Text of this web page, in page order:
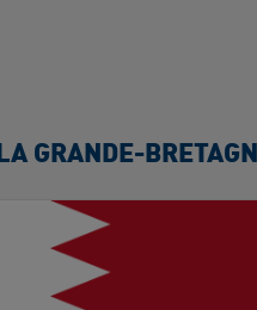
LA GRANDE-